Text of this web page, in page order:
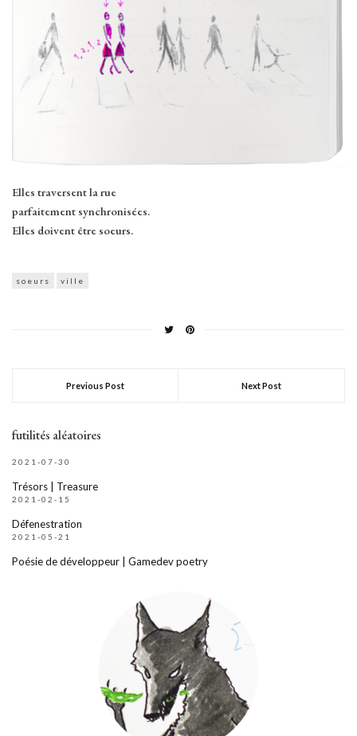
Elles traversent la rue
parfaitement synchronisées.
Elles doivent être soeurs.
soeurs ville
Previous Post Next Post
futilités aléatoires
2021-07-30
Trésors | Treasure
2021-02-15
Défenestration
2021-05-21
Poésie de développeur | Gamedev poetry